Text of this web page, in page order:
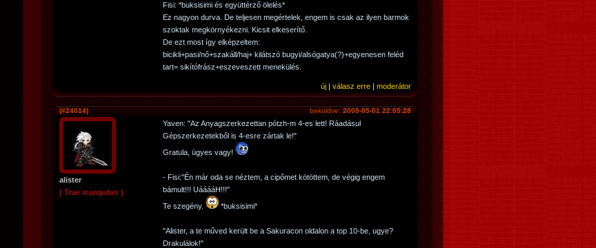
Fisi: *buksisimi és együttérző ölelés*
Ez nagyon durva. De teljesen megértelek, engem is csak az ilyen barmok
szoktak megkörnyékezni. Kicsit elkeserítő.
De ezt most így elképzeltem:
bicikli+pasi/nő+szakáll/haj+ kilátszó bugyi/alsógatya(?)+egyenesen feléd
tart= sikítófrász+eszeveszett menekülés.
új | válasz erre | moderátor
beküldve: 2009-05-01 22:05:28
(#24014)
alister
[ True mangafan ]
Yaven: "Az Anyagszerkezettan pótzh-m 4-es lett! Ráadásul
Gépszerkezetekből is 4-esre zártak le!"
Gratula, ügyes vagy!
- Fisi:"Én már oda se néztem, a cipőmet kötöttem, de végig engem
bámult!!! UááááH!!!"
Te szegény.
*buksisimi*
"Alister, a te műved került be a Sakuracon oldalon a top 10-be, ugye?
Drakulálok!"